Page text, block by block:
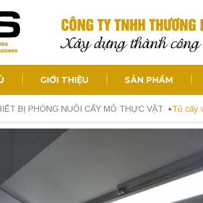
GIỚI THIỆU SẢN PHẨM
BỊ PHÒNG NUÔI CẤY MÔ THỰC VẬT Tủ cấy